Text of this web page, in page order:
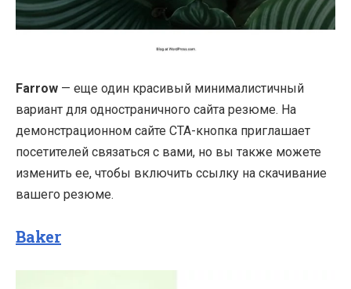
Farrow — еще один красивый минималистичный
вариант для одностраничного сайта резюме. На
демонстрационном сайте CTA-кнопка приглашает
посетителей связаться с вами, но вы также можете
изменить ее, чтобы включить ссылку на скачивание
вашего резюме.
Baker